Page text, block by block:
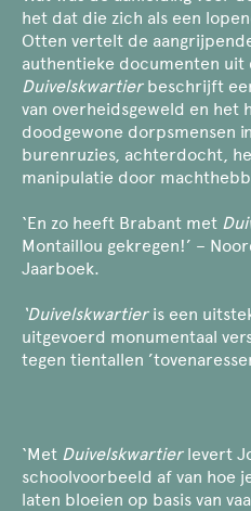
het dat die zich als een
Otten vertelt de
authentieke documenten uit
Duivelskwartierbeschrijft
van overheidsgeweld en het
doodgewone dorpsmensen
burenruzies, achterdocht,
manipulatie door
‘En zo heeft Brabant met
Montaillou gekregen!’ –
Jaarboek.
‘Duivelskwartieris een
uitgevoerd monumentaal
tegen tientallen
‘Met Duivelskwartierlevert
schoolvoorbeeld af van hoe
laten bloeien op basis van